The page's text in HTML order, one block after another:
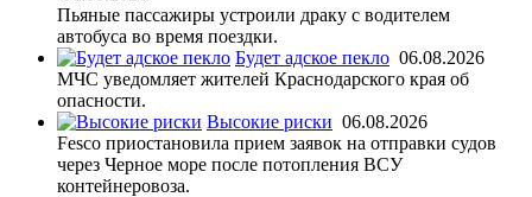
Пьяные пассажиры устроили драку с водителем
автобуса во время поездки.
Будет адское пекло 06.08.2026
МЧС уведомляет жителей Краснодарского края об
опасности.
Высокие риски 06.08.2026
Fesco приостановила прием заявок на отправки судов
через Черное море после потопления ВСУ
контейнеровоза.